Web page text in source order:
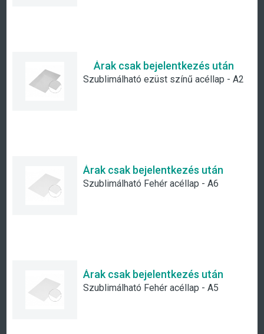
Árak csak bejelentkezés után
Szublimálható ezüst színű acéllap - A2
Árak csak bejelentkezés után
Szublimálható Fehér acéllap - A6
Árak csak bejelentkezés után
Szublimálható Fehér acéllap - A5